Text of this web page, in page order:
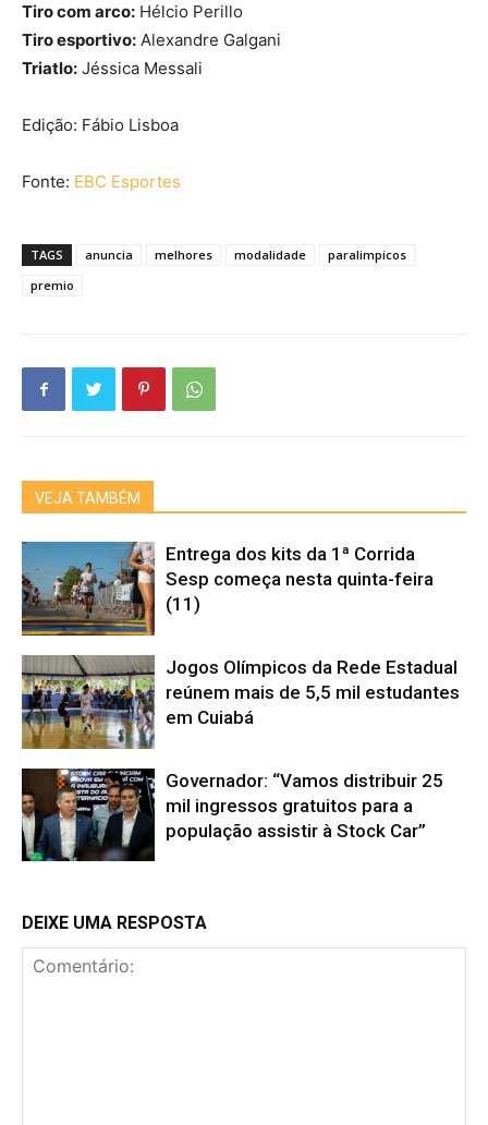
Tiro com arco: Hélcio Perillo
Tiro esportivo: Alexandre Galgani
Triatlo: Jéssica Messali
Edição: Fábio Lisboa
Fonte: EBC Esportes
TAGS anuncia melhores modalidade
paralimpicos
premio
VEJA TAMBÉM
Entrega dos kits da 1ª Corrida
Sesp começa nesta quinta-feira
(11)
Jogos Olímpicos da Rede Estadual
reúnem mais de 5,5 mil estudantes
em Cuiabá
Governador: “Vamos distribuir 25
mil ingressos gratuitos para a
população assistir à Stock Car”
DEIXE UMA RESPOSTA